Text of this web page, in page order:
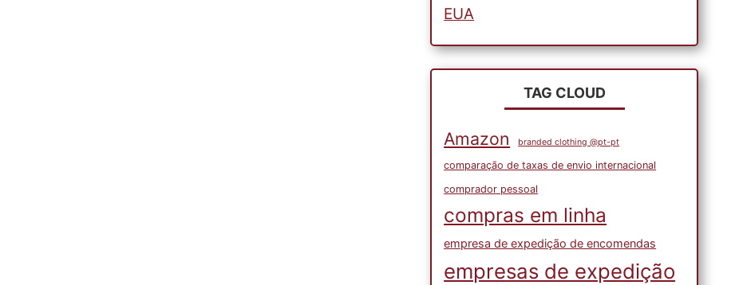
EUA
TAG CLOUD
Amazon branded clothing @pt-pt
comparação de taxas de envio internacional
comprador pessoal
compras em linha
empresa de expedição de encomendas
empresas de expedição